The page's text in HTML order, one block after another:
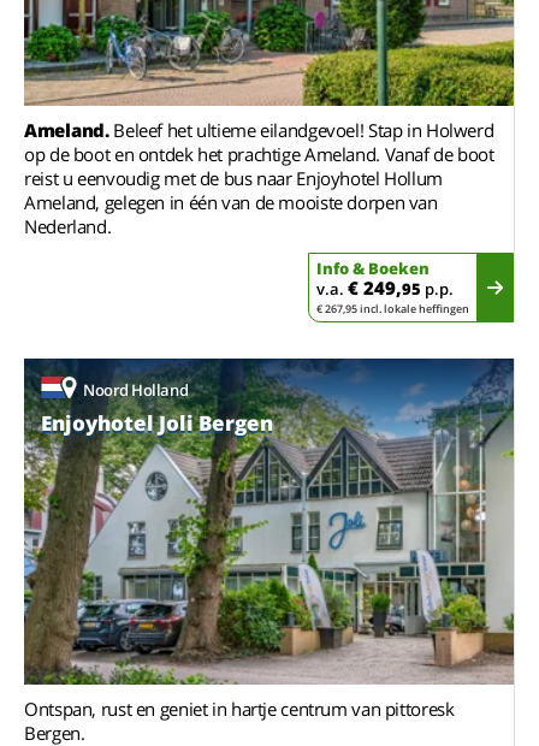
Ameland. Beleef het ultieme eilandgevoel! Stap in Holwerd
op de boot en ontdek het prachtige Ameland. Vanaf de boot
reist u eenvoudig met de bus naar Enjoyhotel Hollum
Ameland, gelegen in één van de mooiste dorpen van
Nederland.
Info & Boeken
v.a. € 249,95 p.p.
€ 267,95 incl. lokale heffingen
Noord Holland
Enjoyhotel Joli Bergen
Ontspan, rust en geniet in hartje centrum van pittoresk
Bergen.